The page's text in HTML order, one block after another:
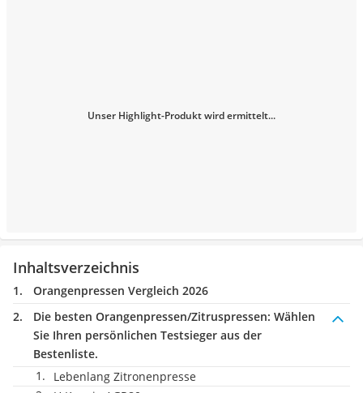
Unser Highlight-Produkt wird ermittelt...
Inhaltsverzeichnis
Orangenpressen Vergleich 2026
Die besten Orangenpressen/Zitruspressen: Wählen
Sie Ihren persönlichen Testsieger aus der
Bestenliste.
Lebenlang Zitronenpresse